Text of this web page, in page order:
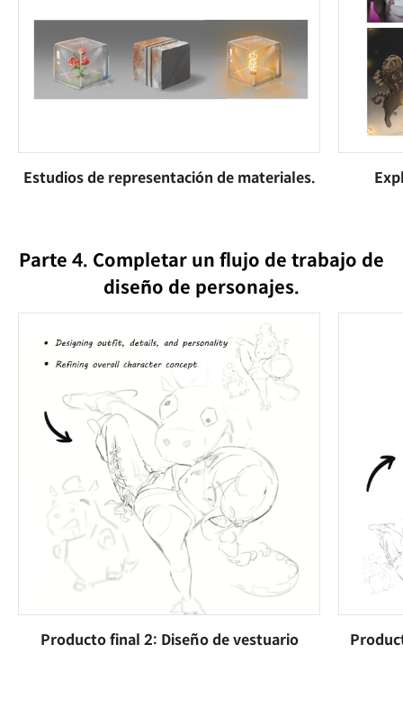
Estudios de representación de materiales.
Parte 4. Completar un flujo de trabajo de
diseño de personajes.
Producto final 2: Diseño de vestuario